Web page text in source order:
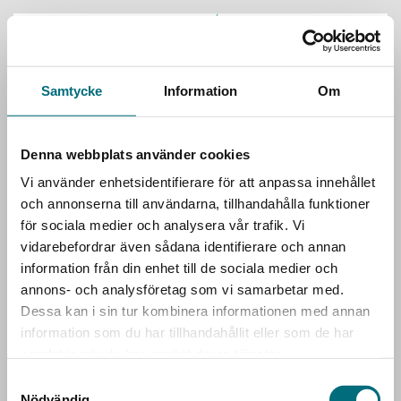
Samtycke Information Om
Denna webbplats använder cookies
Vi använder enhetsidentifierare för att anpassa innehållet
och annonserna till användarna, tillhandahålla funktioner
för sociala medier och analysera vår trafik. Vi
vidarebefordrar även sådana identifierare och annan
information från din enhet till de sociala medier och
annons- och analysföretag som vi samarbetar med.
Dessa kan i sin tur kombinera informationen med annan
information som du har tillhandahållit eller som de har
Snabbkassa
Som privatperson ska du inte logga in för att slutföra
köpet
Om du vill genomföra ett köp kopplat till ett företag
eller skola behöver du logga in med ett konto.
Logga in
Begränsad fraktregion